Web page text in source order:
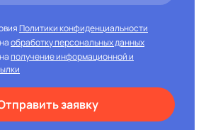
Политики конфиденциальности
обработку персональных данных
получение информационной и
заявку